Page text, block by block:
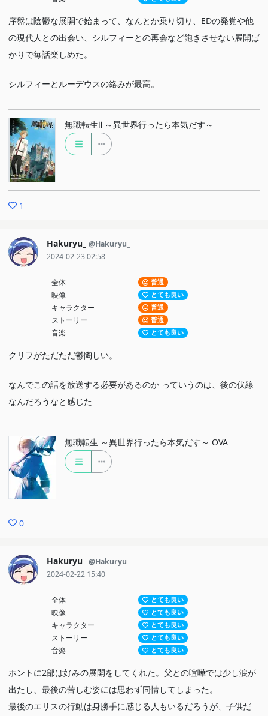
序盤は陰鬱な展開で始まって、なんとか乗り切り、EDの発覚や他
の現代人との出会い、シルフィーとの再会など飽きさせない展開ば
かりで毎話楽しめた。
シルフィーとルーデウスの絡みが最高。
無職転生Ⅱ ～異世界行ったら本気だす～
1
Hakuryu_ @Hakuryu_
2024-02-23 02:58
全体 普通
映像 とても良い
キャラクター 普通
ストーリー 普通
音楽 とても良い
クリフがただただ鬱陶しい。
なんでこの話を放送する必要があるのか っていうのは、後の伏線
なんだろうなと感じた
無職転生 ～異世界行ったら本気だす～ OVA
0
Hakuryu_ @Hakuryu_
2024-02-22 15:40
全体 とても良い
映像 とても良い
キャラクター とても良い
ストーリー とても良い
音楽 とても良い
ホントに2部は好みの展開をしてくれた。父との喧嘩では少し涙が
出たし、最後の苦しむ姿には思わず同情してしまった。
最後のエリスの行動は身勝手に感じる人もいるだろうが、子供だ